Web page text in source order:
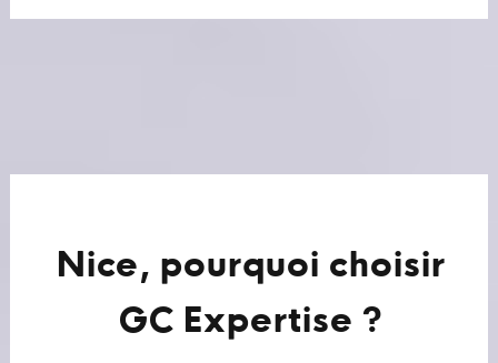
Nice, pourquoi choisir
GC Expertise ?